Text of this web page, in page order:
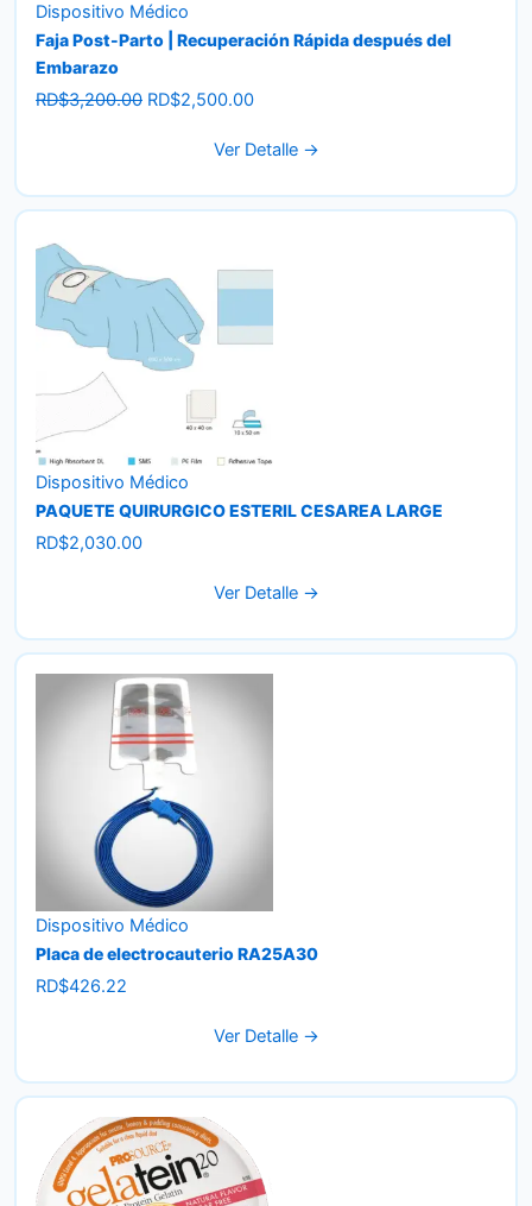
Dispositivo Médico
Faja Post-Parto | Recuperación Rápida después del
Embarazo
RD$3,200.00 Original
RD$2,500.00Current
is:
Ver Detalle →
Dispositivo Médico
PAQUETE QUIRURGICO ESTERIL CESAREA LARGE
RD$2,030.00
Ver Detalle →
Dispositivo Médico
Placa de electrocauterio RA25A30
RD$426.22
Ver Detalle →